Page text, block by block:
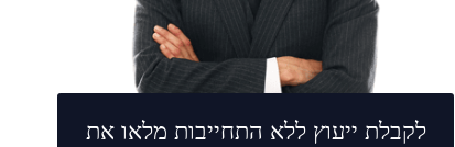
לקבלת ייעוץ ללא התחייבות מלאו את